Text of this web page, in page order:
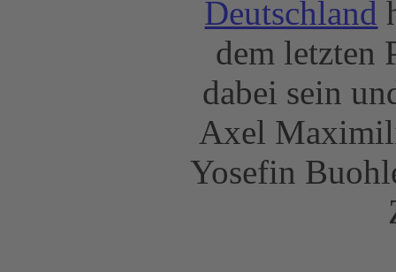
Deutschland
dem letzten
dabei sein
Axel
Yosefin